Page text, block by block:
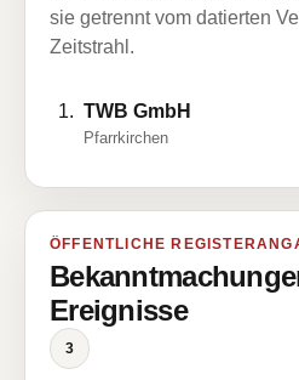
sie getrennt vom datierten
Zeitstrahl.
TWB GmbH
Pfarrkirchen
ÖFFENTLICHE
Ereignisse
3